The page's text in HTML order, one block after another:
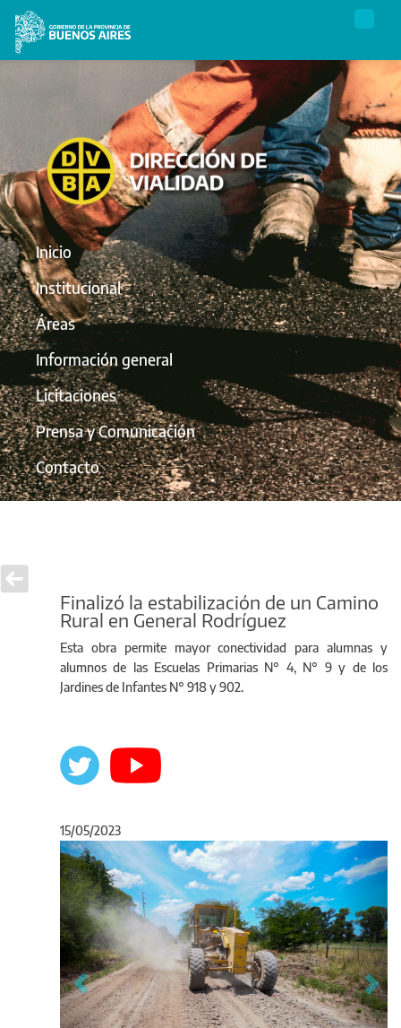
Inicio
Institucional
Áreas
Información general
Licitaciones
Prensa y Comunicación
Contacto
Finalizó la estabilización de un Camino
Rural en General Rodríguez
Esta obra permite mayor conectividad para alumnas y
alumnos de las Escuelas Primarias N° 4, N° 9 y de los
Jardines de Infantes N° 918 y 902.
15/05/2023
Anterior